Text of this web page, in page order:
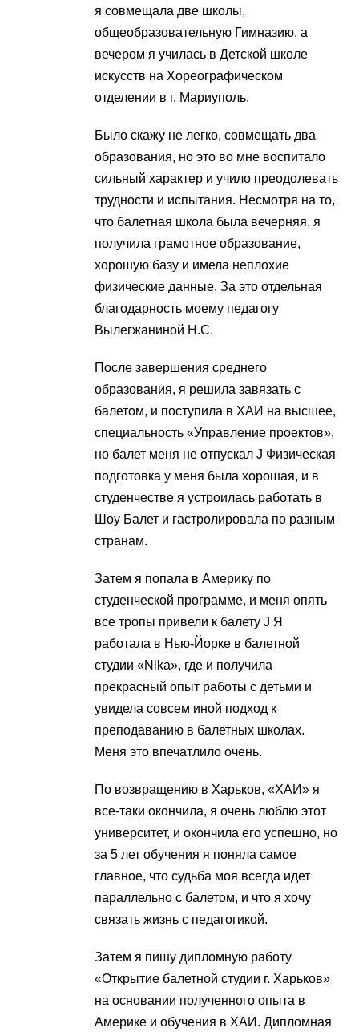
я совмещала две школы,
общеобразовательную Гимназию, а
вечером я училась в Детской школе
искусств на Хореографическом
отделении в г. Мариуполь.
Было скажу не легко, совмещать два
образования, но это во мне воспитало
сильный характер и учило преодолевать
трудности и испытания. Несмотря на то,
что балетная школа была вечерняя, я
получила грамотное образование,
хорошую базу и имела неплохие
физические данные. За это отдельная
благодарность моему педагогу
Вылегжаниной Н.С.
После завершения среднего
образования, я решила завязать с
балетом, и поступила в ХАИ на высшее,
специальность «Управление проектов»,
но балет меня не отпускал J Физическая
подготовка у меня была хорошая, и в
студенчестве я устроилась работать в
Шоу Балет и гастролировала по разным
странам.
Затем я попала в Америку по
студенческой программе, и меня опять
все тропы привели к балету J Я
работала в Нью-Йорке в балетной
студии «Nika», где и получила
прекрасный опыт работы с детьми и
увидела совсем иной подход к
преподаванию в балетных школах.
Меня это впечатлило очень.
По возвращению в Харьков, «ХАИ» я
все-таки окончила, я очень люблю этот
университет, и окончила его успешно, но
за 5 лет обучения я поняла самое
главное, что судьба моя всегда идет
параллельно с балетом, и что я хочу
связать жизнь с педагогикой.
Затем я пишу дипломную работу
«Открытие балетной студии г. Харьков»
на основании полученного опыта в
Америке и обучения в ХАИ. Дипломная